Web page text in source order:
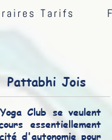
Tarifs
Jois
Club se veulent
essentiellement
d'autonomie pour